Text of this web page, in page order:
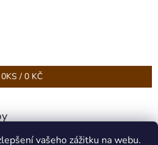
vašeho zážitku na webu.
0KS / 0 KČ